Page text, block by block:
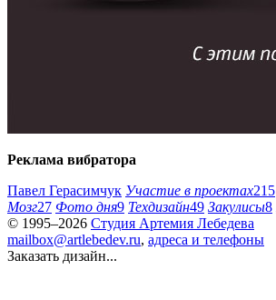
Реклама вибратора
Павел Герасимчук Участие в проектах215
Мозг27 Фото дня9 Техдизайн49 Закулисы8
© 1995–2026 Студия Артемия Лебедева
mailbox@artlebedev.ru, адреса и телефоны
Заказать дизайн...